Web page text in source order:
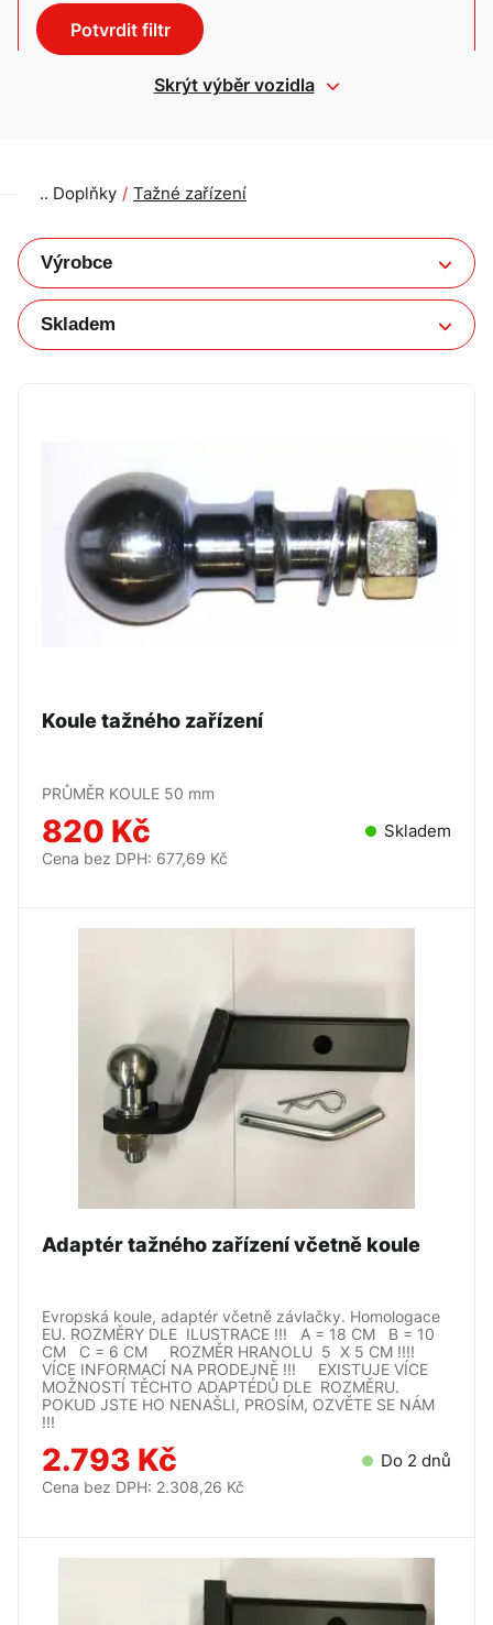
Potvrdit filtr
Skrýt výběr vozidla
Doplňky Tažné zařízení
PRŮMĚR KOULE 50 mm
820 Kč Skladem
Cena bez DPH: 677,69 Kč
Evropská koule, adaptér včetně závlačky. Homologace
EU. ROZMĚRY DLE ILUSTRACE !!! A = 18 CM B = 10
CM C = 6 CM ROZMĚR HRANOLU 5 X 5 CM !!!!
VÍCE INFORMACÍ NA PRODEJNĚ !!! EXISTUJE VÍCE
MOŽNOSTÍ TĚCHTO ADAPTÉDŮ DLE ROZMĚRU.
POKUD JSTE HO NENAŠLI, PROSÍM, OZVĚTE SE NÁM
!!!
2.793 Kč Do 2 dnů
Cena bez DPH: 2.308,26 Kč